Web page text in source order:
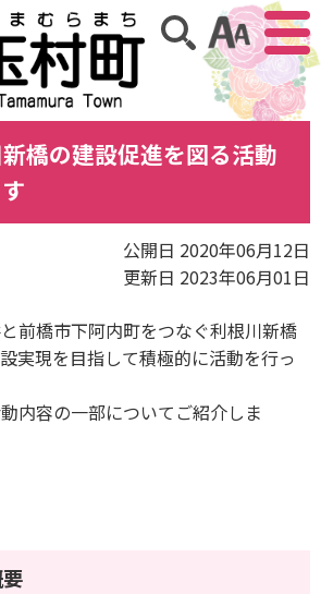
アクセ
サイト内検索
橋の建設促進を図る活動
公開日 2020年06月12日
更新日 2023年06月01日
前橋市下阿内町をつなぐ利根川新橋
実現を目指して積極的に活動を行っ
内容の一部についてご紹介しま